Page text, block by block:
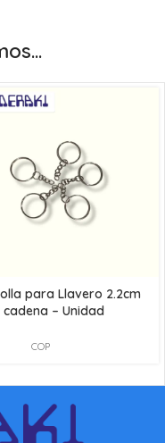
para Llavero 2.2cm
cadena – Unidad
COP